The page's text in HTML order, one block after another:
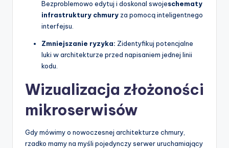
Bezproblemowo edytuj i doskonal swojeschematy
infrastruktury chmury za pomocą inteligentnego
interfejsu.
Zmniejszanie ryzyka: Zidentyfikuj potencjalne
luki w architekturze przed napisaniem jednej linii
kodu.
Wizualizacja złożoności
mikroserwisów
Gdy mówimy o nowoczesnej architekturze chmury,
rzadko mamy na myśli pojedynczy serwer uruchamiający